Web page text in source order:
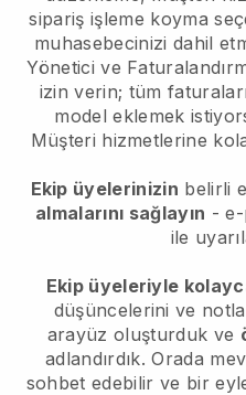
sipariş işleme koyma
muhasebecinizi dahil
Yönetici ve
izin verin; tüm
model eklemek
Müşteri hizmetlerine
Ekip üyelerinizin belirli
almalarını sağlayın -
ile
Ekip üyeleriyle
düşüncelerini ve
arayüz oluşturduk ve
adlandırdık. Orada
sohbet edebilir ve bir